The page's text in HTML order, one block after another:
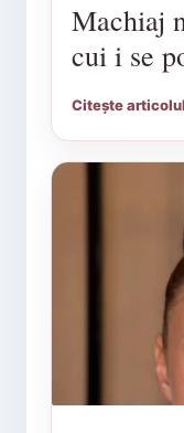
Machiaj
cui i se
Citește